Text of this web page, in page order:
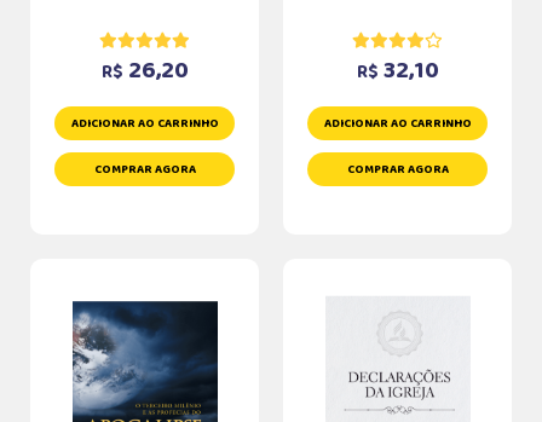
R$ 26,20
ADICIONAR AO CARRINHO
COMPRAR AGORA
R$ 32,10
ADICIONAR AO CARRINHO
COMPRAR AGORA